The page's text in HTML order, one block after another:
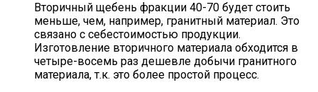
Вторичный щебень фракции 40-70 будет стоить
меньше, чем, например, гранитный материал. Это
связано с себестоимостью продукции.
Изготовление вторичного материала обходится в
четыре-восемь раз дешевле добычи гранитного
материала, т.к. это более простой процесс.